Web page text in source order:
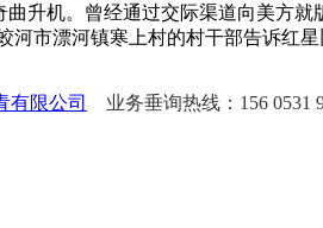
升机。曾经通过交际渠道向美方
河市漂河镇寒上村的村干部告诉红
有限公司 业务垂询热线：156 0531